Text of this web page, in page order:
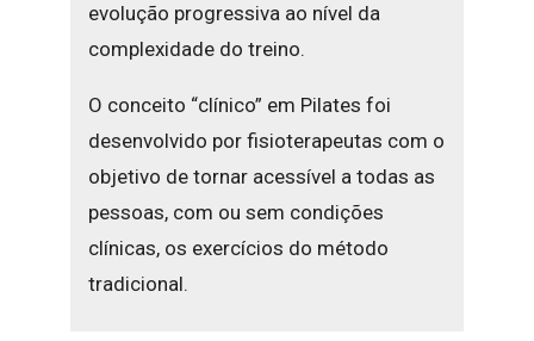
evolução progressiva ao nível da
complexidade do treino.
O conceito “clínico” em Pilates foi
desenvolvido por fisioterapeutas com o
objetivo de tornar acessível a todas as
pessoas, com ou sem condições
clínicas, os exercícios do método
tradicional.